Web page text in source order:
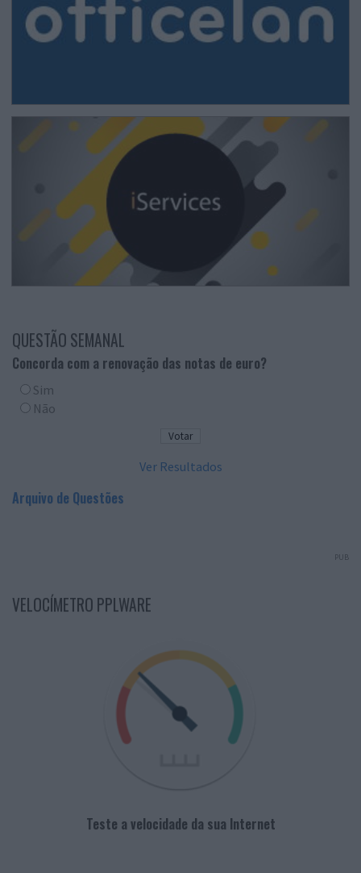
QUESTÃO SEMANAL
Concorda com a renovação das notas de euro?
Sim
Não
Ver Resultados
Arquivo de Questões
PUB
VELOCÍMETRO PPLWARE
Teste a velocidade da sua Internet